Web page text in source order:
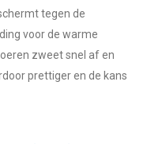
tegen de
voor de warme
zweet snel af en
prettiger en de kans